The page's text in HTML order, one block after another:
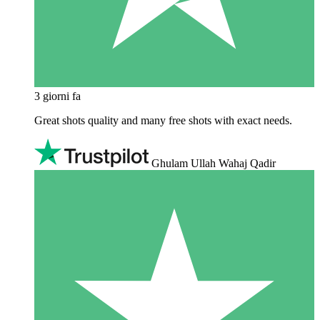
3 giorni fa
Great shots quality and many free shots with exact needs.
Ghulam Ullah Wahaj Qadir